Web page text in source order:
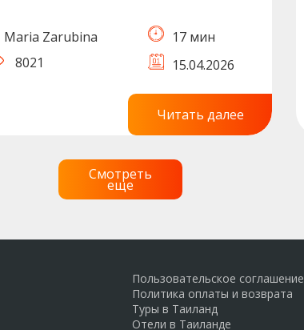
Maria Zarubina
17 мин
8021
15.04.2026
Читать далее
Смотреть
еще
Пользовательское соглашение
Политика оплаты и возврата
Туры в Таиланд
Отели в Таиланде